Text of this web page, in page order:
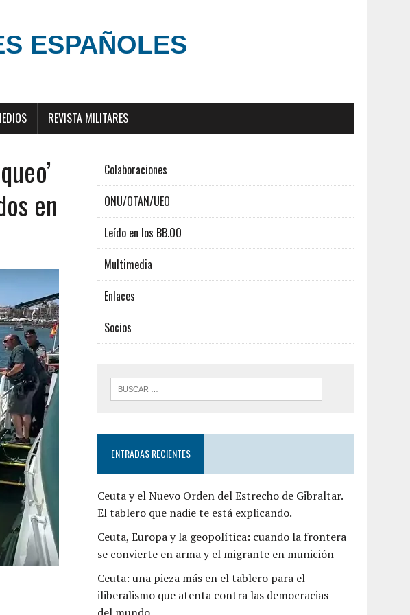
ESPAÑOLES
REVISTA MILITARES
en
Colaboraciones
ONU/OTAN/UEO
Leído en los BB.OO
Multimedia
Enlaces
Socios
ENTRADAS RECIENTES
Ceuta y el Nuevo Orden del Estrecho de Gibraltar.
El tablero que nadie te está explicando.
Ceuta, Europa y la geopolítica: cuando la frontera
se convierte en arma y el migrante en munición
Ceuta: una pieza más en el tablero para el
iliberalismo que atenta contra las democracias